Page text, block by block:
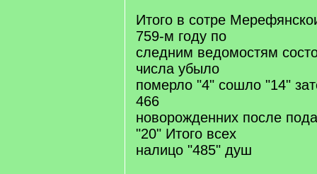
Итого в сотре
759-м году по
следним ведомостям
числа убыло
померло "4" сошло "14"
466
новорожденних после
"20" Итого всех
налицо "485" душ